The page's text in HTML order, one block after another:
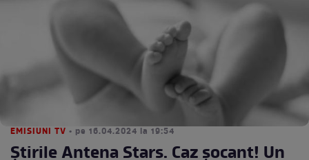
EMISIUNI TV • pe 16.04.2024 la 19:54
Știrile Antena Stars. Caz șocant! Un